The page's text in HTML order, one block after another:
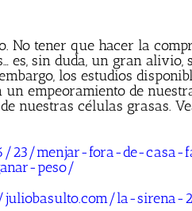
No tener que hacer la
es, sin duda, un gran alivio,
los estudios
empeoramiento de
nuestras células grasas.
23/menjar-fora-de-casa-
peso/
la-sirena-